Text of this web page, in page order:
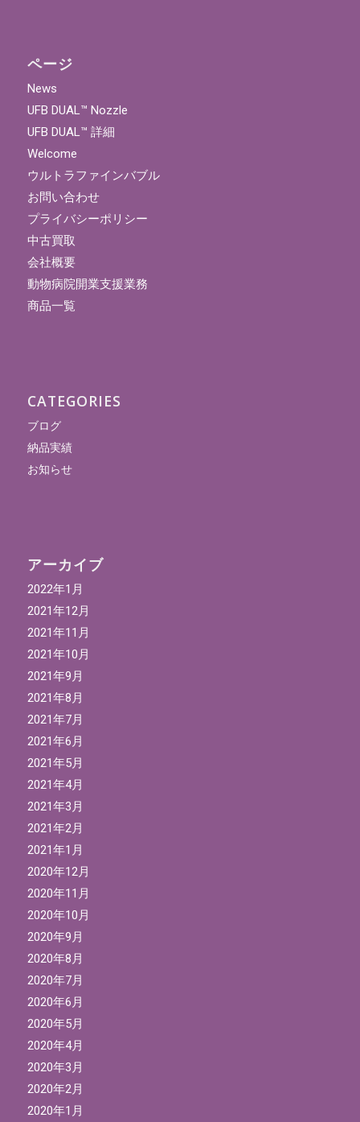
ページ
News
UFB DUAL™ Nozzle
UFB DUAL™ 詳細
Welcome
ウルトラファインバブル
お問い合わせ
プライバシーポリシー
中古買取
会社概要
動物病院開業支援業務
商品一覧
CATEGORIES
ブログ
納品実績
お知らせ
アーカイブ
2022年1月
2021年12月
2021年11月
2021年10月
2021年9月
2021年8月
2021年7月
2021年6月
2021年5月
2021年4月
2021年3月
2021年2月
2021年1月
2020年12月
2020年11月
2020年10月
2020年9月
2020年8月
2020年7月
2020年6月
2020年5月
2020年4月
2020年3月
2020年2月
2020年1月